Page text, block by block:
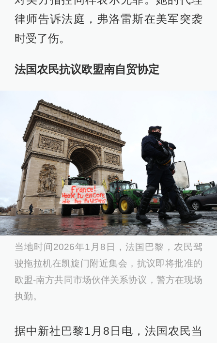
律师告诉法庭，弗洛雷斯在美军突袭
时受了伤。
法国农民抗议欧盟南自贸协定
当地时间2026年1月8日，法国巴黎，农民驾
驶拖拉机在凯旋门附近集会，抗议即将批准的
欧盟-南方共同市场伙伴关系协议，警方在现场
执勤。
据中新社巴黎1月8日电，法国农民当